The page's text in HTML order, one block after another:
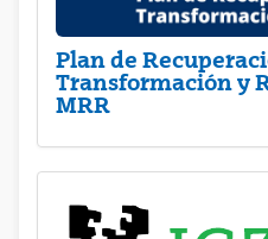
Plan de
Transformación y
MRR